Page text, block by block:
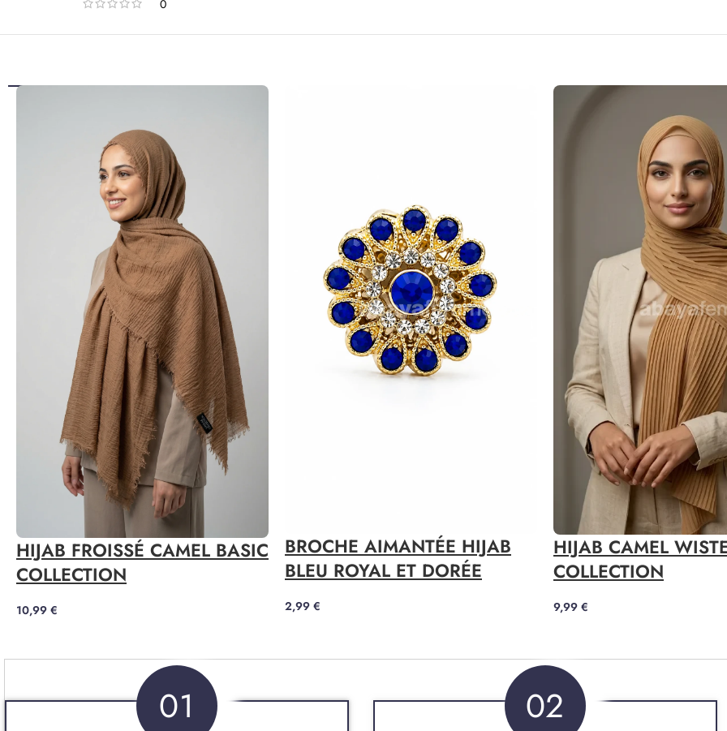
0
HIJAB FROISSÉ CAMEL BASIC
COLLECTION
10,99 €
BROCHE AIMANTÉE HIJAB
BLEU ROYAL ET DORÉE
2,99 €
HIJAB CAMEL
COLLECTION
9,99 €
01 02